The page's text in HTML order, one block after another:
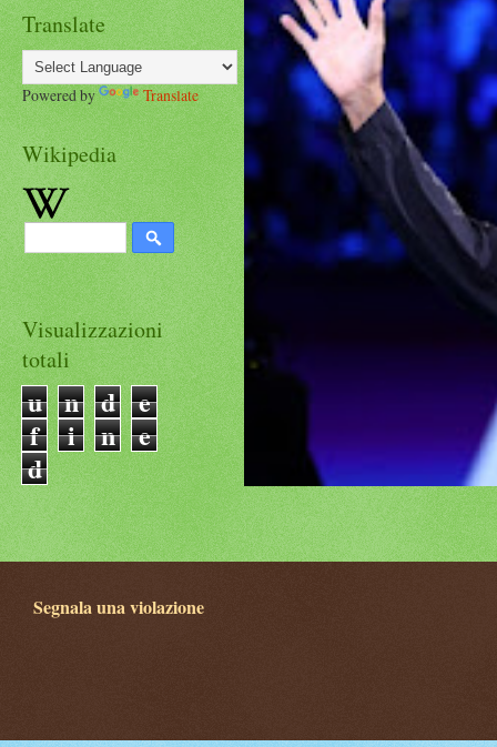
Translate
Powered by Translate
Wikipedia
Visualizzazioni
totali
u n d e
f
i n e
d
Segnala una violazione